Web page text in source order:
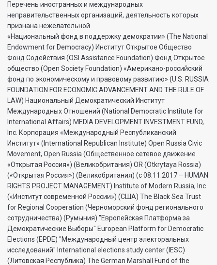
Перечень иностранных и международных
неправительственных организаций, деятельность которых
признана нежелательной
«Национальный фонд в поддержку демократии» (The National
Endowment for Democracy) Институт Открытое Общество
Фонд Содействия (OSI Assistance Foundation) Фонд Открытое
общество (Open Society Foundation) «Американо-российский
фонд по экономическому и правовому развитию» (U.S. RUSSIA
FOUNDATION FOR ECONOMIC ADVANCEMENT AND THE RULE OF
LAW) Национальный Демократический Институт
Международных Отношений (National Democratic Institute for
International Affairs) MEDIA DEVELOPMENT INVESTMENT FUND,
Inc. Корпорация «Международный Республиканский
Институт» (International Republican Institute) Open Russia Civic
Movement, Open Russia (Общественное сетевое движение
«Открытая Россия») (Великобритания) OR (Otkrytaya Rossia)
(«Открытая Россия») (Великобритания) (с 08.11.2017 – HUMAN
RIGHTS PROJECT MANAGEMENT) Institute of Modern Russia, Inc
(«Институт современной России») (США) The Black Sea Trust
for Regional Cooperation (Черноморский фонд регионального
сотрудничества) (Румыния) "Европейская Платформа за
Демократические Выборы" European Platform for Democratic
Elections (EPDE) "Международный центр электоральных
исследований" International elections study center (IESC)
(Литовская Республика) The German Marshall Fund of the